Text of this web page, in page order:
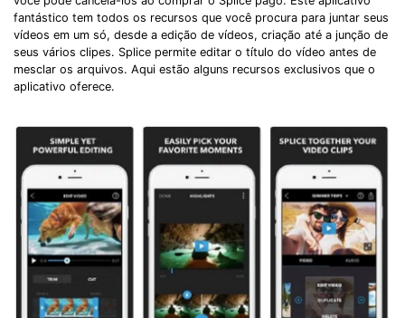
fantástico tem todos os recursos que você procura para juntar seus
vídeos em um só, desde a edição de vídeos, criação até a junção de
seus vários clipes. Splice permite editar o título do vídeo antes de
mesclar os arquivos. Aqui estão alguns recursos exclusivos que o
aplicativo oferece.